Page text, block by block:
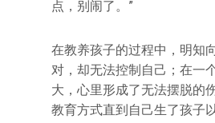
点，别闹了。”
在教养孩子的过程中，明知
对，却无法控制自己；在一
大，心里形成了无法摆脱的
教育方式直到自己生了孩子